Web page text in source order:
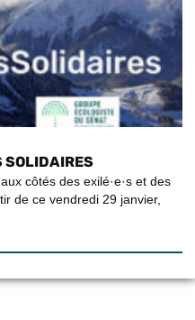
SOLIDAIRES
côtés des exilé·e·s et des
de ce vendredi 29 janvier,